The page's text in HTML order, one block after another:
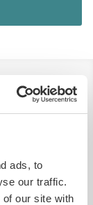
ads, to
our traffic.
our site with